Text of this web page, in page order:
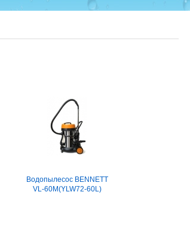
Водопылесос BENNETT
VL-60M(YLW72-60L)